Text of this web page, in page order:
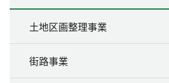
土地区画整理事業
街路事業